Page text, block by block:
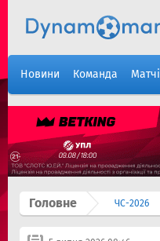
Новини Команда Матчі
Головне ЧС-2026